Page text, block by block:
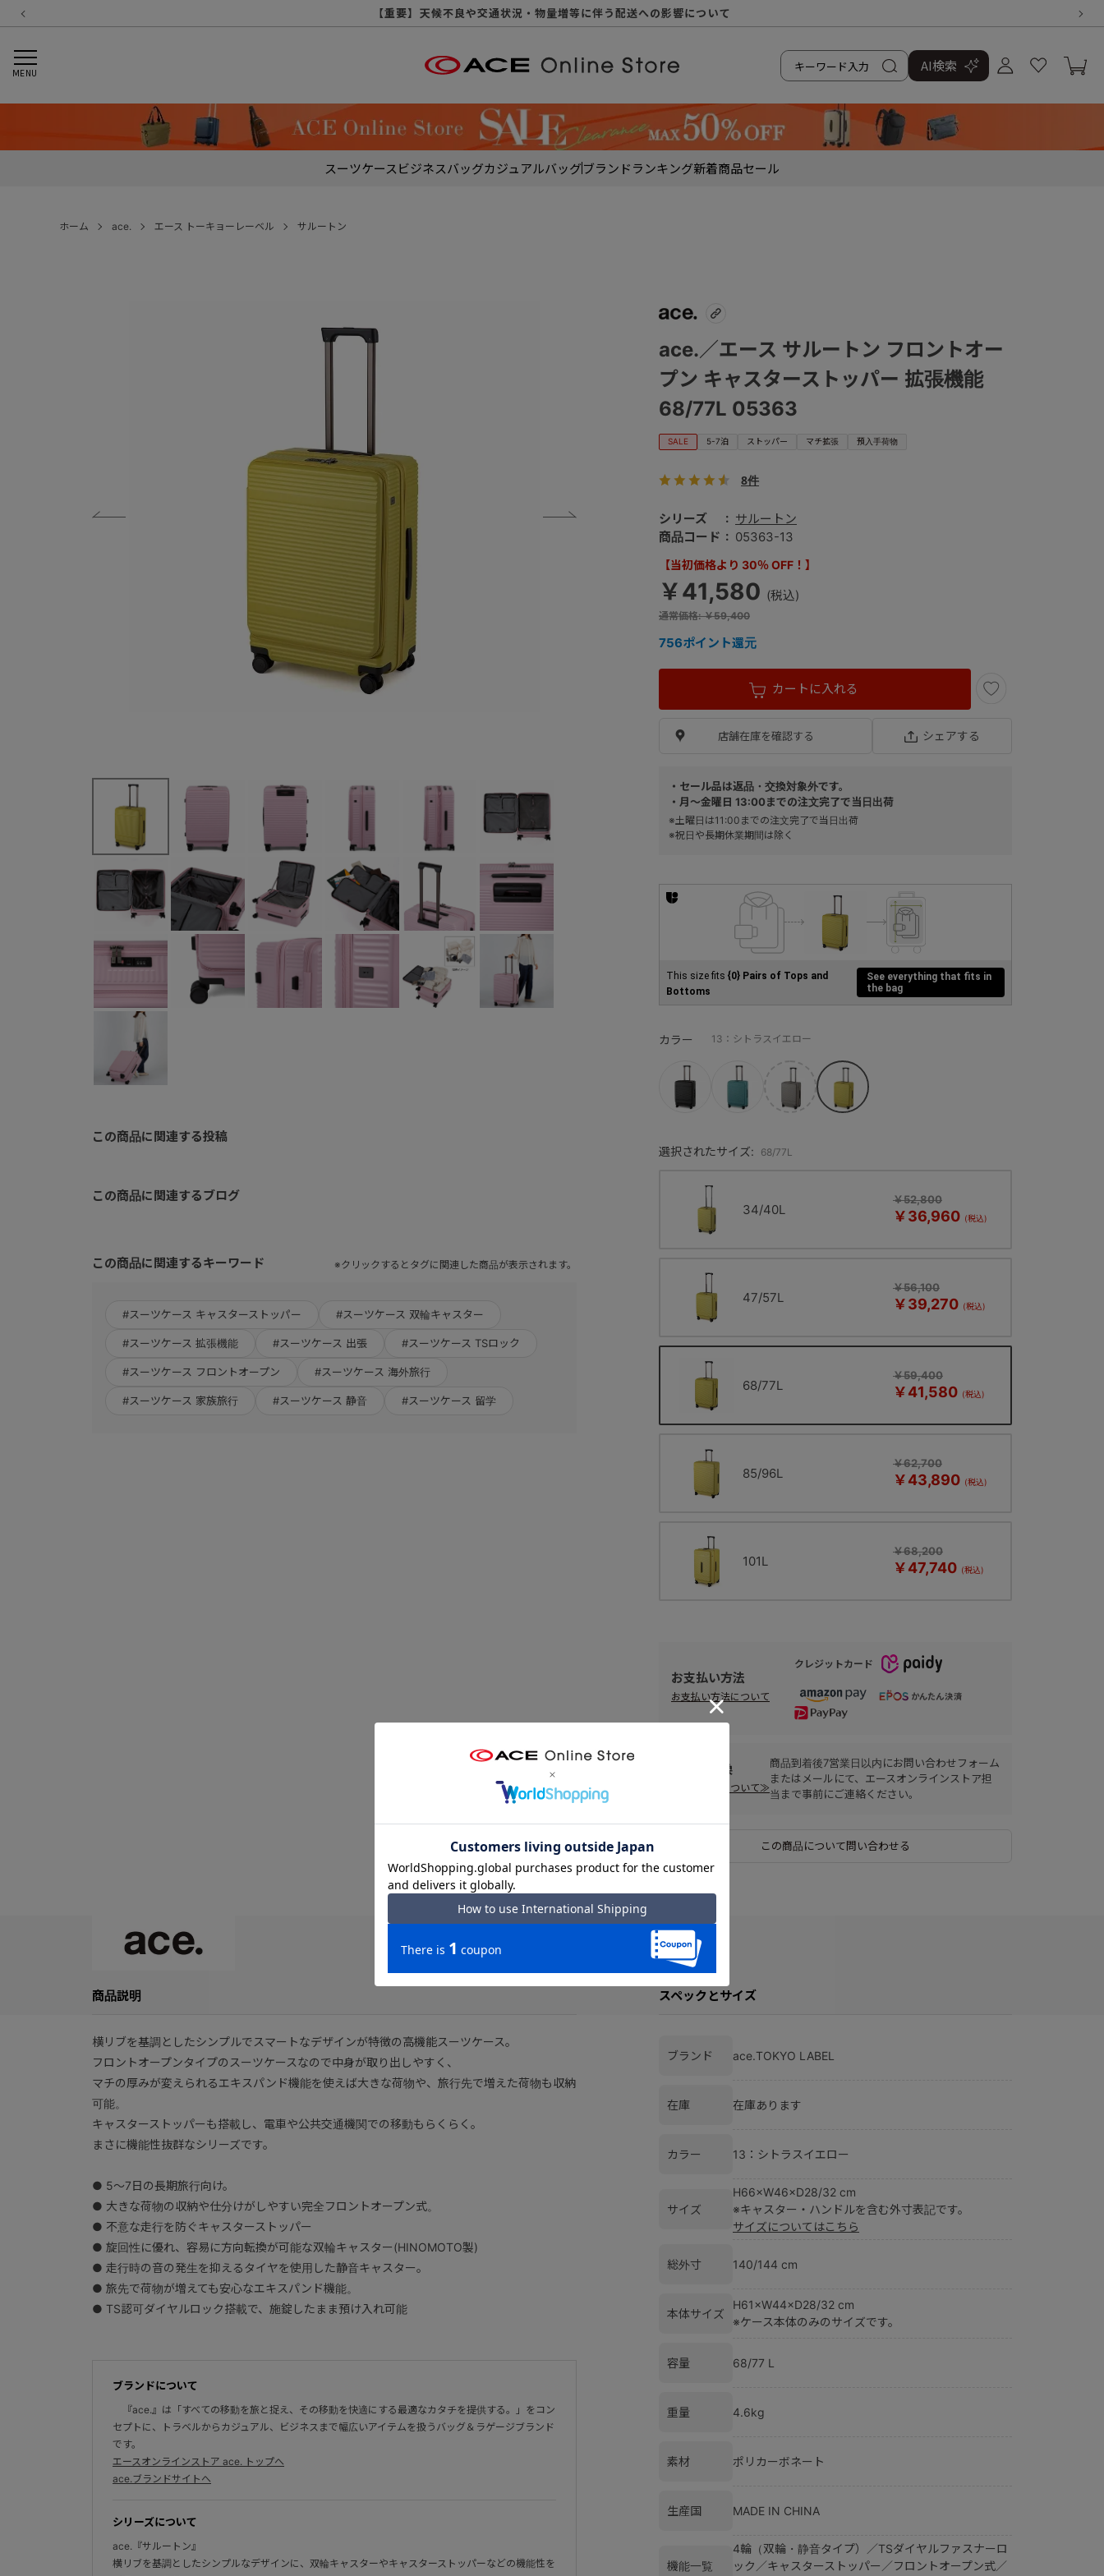
【重要】8/11（火・祝）休業及び配送スケジュールについて
【重要】令和８年熊本地震に伴う配送への影響について
【重要】納品書・領収書ペーパーレス化（電子化）のお知らせ
【重要】天候不良や交通状況・物量増等に伴う配送への影響について
【重要】悪質な詐欺サイトにご注意ください
【重要】各種メールが届かない場合に関しまして
【重要】お問い合わせのご対応に関しまして
【重要】SNSのなりすまし詐欺にご注意ください
MENU AI検索
スーツケースビジネスバッグカジュアルバッグブランドランキング新着商品セール
ホーム ace. エース トーキョーレーベル サルートン
この商品に関連する投稿
この商品に関連するブログ
この商品に関連するキーワード ※クリックするとタグに関連した商品が表示されます。
#スーツケース キャスターストッパー #スーツケース 双輪キャスター
#スーツケース 拡張機能 #スーツケース 出張 #スーツケース TSロック
#スーツケース フロントオープン #スーツケース 海外旅行
#スーツケース 家族旅行 #スーツケース 静音 #スーツケース 留学
SALE 5-7泊 ストッパー マチ拡張 預入手荷物
ace.／エース サルートン フロントオー
プン キャスターストッパー 拡張機能
68/77L 05363
シリーズ サルートン
8件
選択されたサイズ: 68/77L
商品コード 05363-13
【当初価格より 30％ OFF！】
￥41,580
通常価格:￥59,400
756ポイント還元
34/40L
￥52,800
￥36,960
47/57L
￥56,100
￥39,270
68/77L
￥59,400
￥41,580
85/96L
￥62,700
￥43,890
101L
￥68,200
￥47,740
カラー 13：シトラスイエロー
This size fits {0} Pairs of Tops and
Bottoms
See everything that fits in
the bag
カートに入れる
・セール品は返品・交換対象外です。
・月～金曜日 13:00までの注文完了で当日出荷
※土曜日は11:00までの注文完了で当日出荷
※祝日や長期休業期間は除く
この商品について問い合わせる
返品・交換
返品・交換について≫
商品到着後7営業日以内にお問い合わせフォーム
またはメールにて、エースオンラインストア担
当まで事前にご連絡ください。
店舗在庫を確認する シェアする
お支払い方法
お支払い方法について
クレジットカード
商品説明
横リブを基調としたシンプルでスマートなデザインが特徴の高機能スーツケース。
フロントオープンタイプのスーツケースなので中身が取り出しやすく、
マチの厚みが変えられるエキスパンド機能を使えば大きな荷物や、旅行先で増えた荷物も収納
可能。
キャスターストッパーも搭載し、電車や公共交通機関での移動もらくらく。
まさに機能性抜群なシリーズです。
● 5～7日の長期旅行向け。
● 大きな荷物の収納や仕分けがしやすい完全フロントオープン式。
● 不意な走行を防ぐキャスターストッパー
● 旋回性に優れ、容易に方向転換が可能な双輪キャスター(HINOMOTO製)
● 走行時の音の発生を抑えるタイヤを使用した静音キャスター。
● 旅先で荷物が増えても安心なエキスパンド機能。
● TS認可ダイヤルロック搭載で、施錠したまま預け入れ可能
ブランドについて
『ace.』は「すべての移動を旅と捉え、その移動を快適にする最適なカタチを提供する。」をコン
セプトに、トラベルからカジュアル、ビジネスまで幅広いアイテムを扱うバッグ＆ラゲージブランド
です。
エースオンラインストア ace. トップへ
ace.ブランドサイトへ
シリーズについて
ace.『サルートン』
横リブを基調としたシンプルなデザインに、双輪キャスターやキャスターストッパーなどの機能性を
スペックとサイズ
ブランド ace.TOKYO LABEL
カラー 13：シトラスイエロー
在庫 在庫あります
サイズ
H66×W46×D28/32 cm
※キャスター・ハンドルを含む外寸表記です。
サイズについてはこちら
総外寸 140/144 cm
本体サイズ
H61×W44×D28/32 cm
※ケース本体のみのサイズです。
容量 68/77 L
重量 4.6kg
素材 ポリカーボネート
生産国 MADE IN CHINA
機能一覧
4輪（双輪・静音タイプ）／TSダイヤルファスナーロ
ック／キャスターストッパー／フロントオープン式／